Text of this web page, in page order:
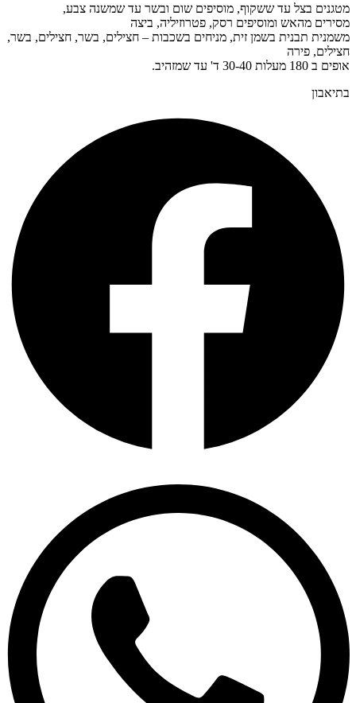
מטגנים בצל עד ששקוף, מוסיפים שום ובשר עד שמשנה צבע,
מסירים מהאש ומוסיפים רסק, פטרוזיליה, ביצה
משמנית תבנית בשמן זית, מניחים בשכבות – חצילים, בשר, חצילים, בשר,
חצילים, פירה
אופים ב 180 מעלות 30-40 ד' עד שמזהיב.
בתיאבון